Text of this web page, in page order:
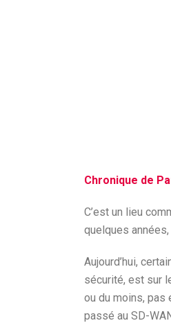
Chronique de
C’est un lieu
quelques
Aujourd’hui,
sécurité, est sur
ou du moins, pas
passé au SD-